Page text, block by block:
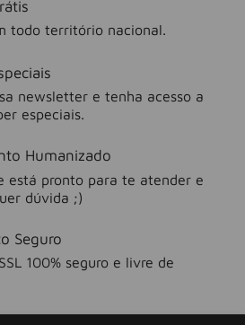
todo território nacional.
newsletter e tenha acesso a
especiais.
Humanizado
está pronto para te atender e
dúvida ;)
Seguro
100% seguro e livre de